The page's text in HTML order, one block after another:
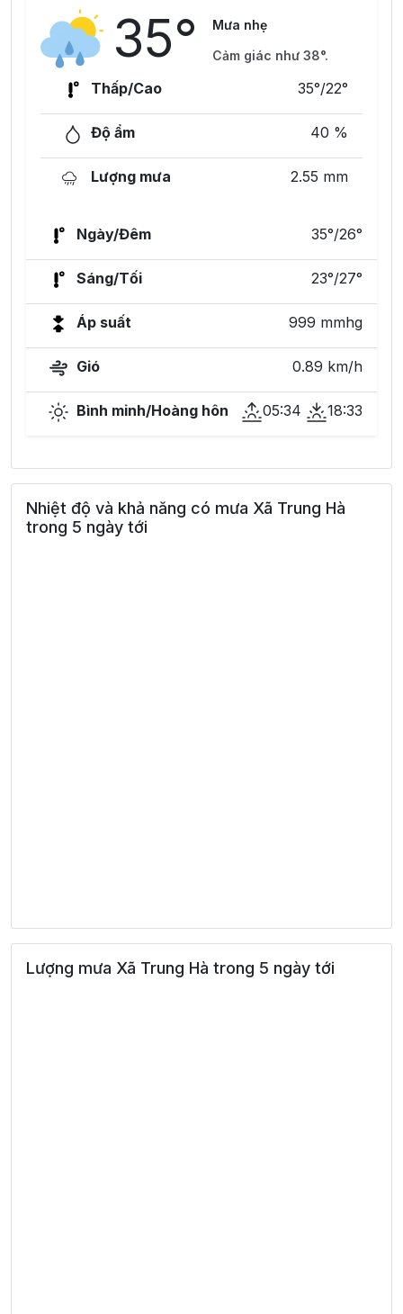
35°
Mưa nhẹ
Cảm giác như 38°.
Thấp/Cao 35°/22°
Độ ẩm 40 %
Lượng mưa 2.55 mm
Ngày/Đêm 35°/26°
Sáng/Tối 23°/27°
Áp suất 999 mmhg
Gió 0.89 km/h
Bình minh/Hoàng hôn 05:34 18:33
Nhiệt độ và khả năng có mưa Xã Trung Hà
trong 5 ngày tới
Lượng mưa Xã Trung Hà trong 5 ngày tới